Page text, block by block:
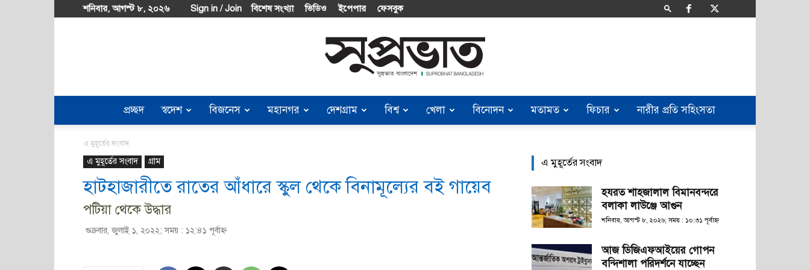
শনিবার, আগস্ট ৮, ২০২৬ Sign in / Join বিশেষ সংখ্যা ভিডিও ইপেপার ফেসবুক
Suprobhat
Bangladesh
প্রচ্ছদ স্বদেশ বিজনেস মহানগর দেশগ্রাম বিশ্ব খেলা বিনোদন মতামত ফিচার নারীর প্রতি সহিংসতা
এ মুহূর্তের সংবাদ
এ মুহূর্তের সংবাদ গ্রাম
হাটহাজারীতে রাতের আঁধারে স্কুল থেকে বিনামূল্যের বই গায়েব
পটিয়া থেকে উদ্ধার
শুক্রবার, জুলাই ১, ২০২২; সময় : ১২:৪১ পূর্বাহ্ণ
এ মুহূর্তের সংবাদ
হযরত শাহজালাল বিমানবন্দরে
বলাকা লাউঞ্জে আগুন
শনিবার, আগস্ট ৮, ২০২৬; সময় : ১০:৩১ পূর্বাহ্ণ
আজ ডিজিএফআইয়ের গোপন
বন্দিশালা পরিদর্শনে যাচ্ছেন